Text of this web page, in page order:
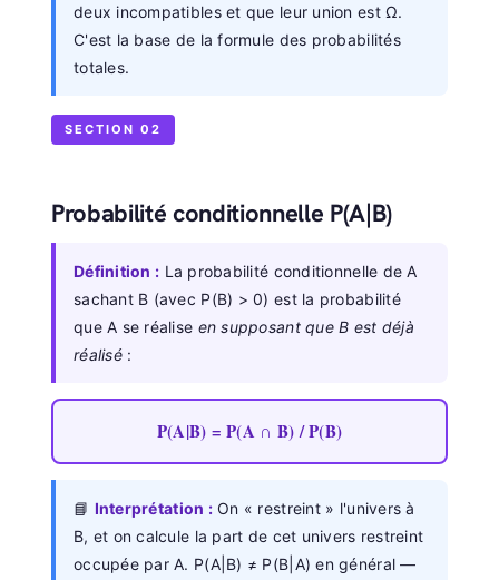
deux incompatibles et que leur union est Ω.
C'est la base de la formule des probabilités
totales.
SECTION 02
Probabilité conditionnelle P(A|B)
Définition : La probabilité conditionnelle de A
sachant B (avec P(B) > 0) est la probabilité
que A se réalise en supposant que B est déjà
réalisé:
P(A|B) = P(A ∩ B) / P(B)
📘 Interprétation :On « restreint » l'univers à
B, et on calcule la part de cet univers restreint
occupée par A. P(A|B) ≠ P(B|A) en général —